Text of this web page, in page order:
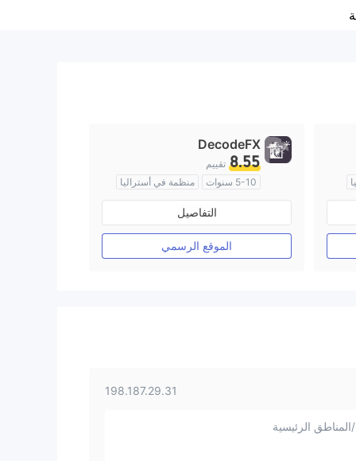
DecodeFX
8.55 تقييم
5-10 سنوات
منظمة في أستراليا
صناعة السوق (MM)
رخصة كاملة ميتاتريدر ٤
التفاصيل
الموقع الرسمي
198.187.29.31
المناطق الرئيسية